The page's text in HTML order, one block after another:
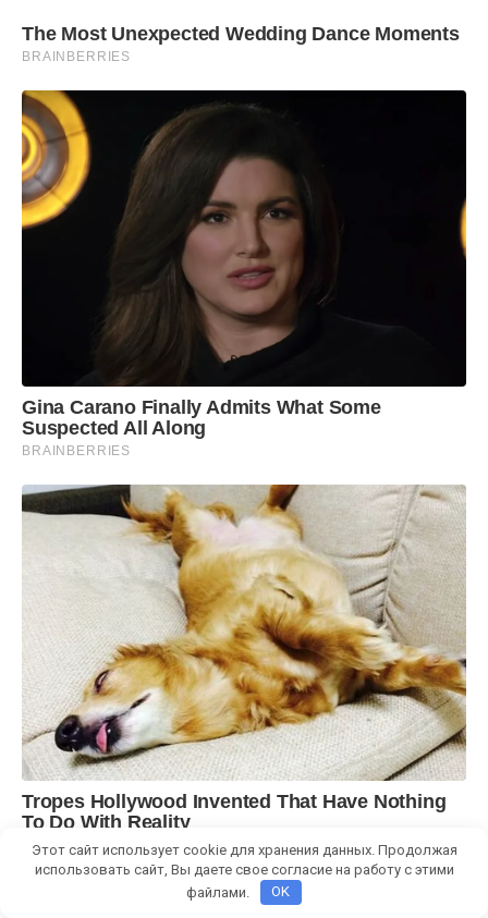
Этот сайт использует cookie для хранения данных. Продолжая
использовать сайт, Вы даете свое согласие на работу с этими
файлами.
OK